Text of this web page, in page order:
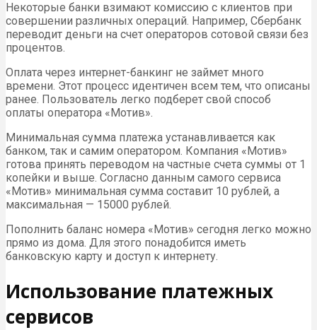
Некоторые банки взимают комиссию с клиентов при
совершении различных операций. Например, Сбербанк
переводит деньги на счет операторов сотовой связи без
процентов.
Оплата через интернет-банкинг не займет много
времени. Этот процесс идентичен всем тем, что описаны
ранее. Пользователь легко подберет свой способ
оплаты оператора «Мотив».
Минимальная сумма платежа устанавливается как
банком, так и самим оператором. Компания «Мотив»
готова принять переводом на частные счета суммы от 1
копейки и выше. Согласно данным самого сервиса
«Мотив» минимальная сумма составит 10 рублей, а
максимальная — 15000 рублей.
Пополнить баланс номера «Мотив» сегодня легко можно
прямо из дома. Для этого понадобится иметь
банковскую карту и доступ к интернету.
Использование платежных
сервисов